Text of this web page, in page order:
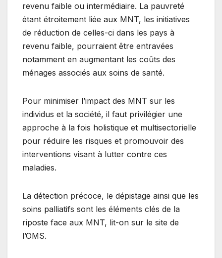
revenu faible ou intermédiaire. La pauvreté
étant étroitement liée aux MNT, les initiatives
de réduction de celles-ci dans les pays à
revenu faible, pourraient être entravées
notamment en augmentant les coûts des
ménages associés aux soins de santé.
Pour minimiser l’impact des MNT sur les
individus et la société, il faut privilégier une
approche à la fois holistique et multisectorielle
pour réduire les risques et promouvoir des
interventions visant à lutter contre ces
maladies.
La détection précoce, le dépistage ainsi que les
soins palliatifs sont les éléments clés de la
riposte face aux MNT, lit-on sur le site de
l’OMS.